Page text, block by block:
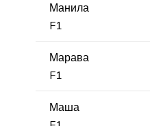
Манила
F1
Марава
F1
Маша